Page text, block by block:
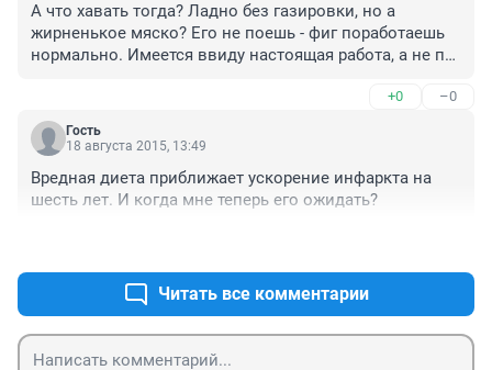
А что хавать тогда? Ладно без газировки, но а
жирненькое мяско? Его не поешь - фиг поработаешь
нормально. Имеется ввиду настоящая работа, а не по
+0 –0
Гость
18 августа 2015, 13:49
Вредная диета приближает ускорение инфаркта на
шесть лет. И когда мне теперь его ожидать?
Читать все комментарии